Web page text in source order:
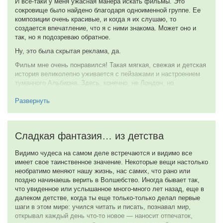
1 октября 2010
сокровище было найдено благодаря одноименной группе. Ее
композиции очень красивые, и когда я их слушаю, то
создается впечатление, что я с ними знакома. Может оно и
так, но я подозреваю обратное.
Ну, это была скрытая реклама, да.
Фильм мне очень понравился! Такая мягкая, свежая и детская
история великолепно уживается с пейзажами и настроением
туманного Альбиона. Здесь, конечно, не Лондон, но
С первых же минут фильма нам предоставляют несколько
тайн, которые держат все внимание на протяжении фильма.
вопросов невольно рождается в голове. Самое главное, что
практически все тайны раскрываются в конце, что позволяет
истории быть завершенной.
Здесь не обошлось и без Назидательных ноток. В частности
один из главных героев — Колин. Он с рождения был заперт в
комнате якобы из-за болезни /кто знает, может быть она и
имела место быть, но явного подтверждения нам не
предоставили/. Его история показала, что несмотря на свое
состояние нужно выходить на улицу и впускать в себя свежий
ветер. Уж он-то обязательно и вылечит и прогонит плохое
Развернуть
Сладкая фантазия… из детства
Видимо чудеса на самом деле встречаются и видимо все
имеет свое таинственное значение. Некоторые вещи настолько
необратимо меняют нашу жизнь, нас самих, что рано или
поздно начинаешь верить в Волшебство. Иногда бывает так,
что увиденное или услышанное много-много лет назад, еще в
далеком детстве, когда ты еще только-только делал первые
шаги в этом мире: учился читать и писать, познавал мир,
открывал каждый день что-то новое — наносит отпечаток,